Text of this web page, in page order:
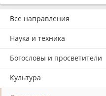
Все направления
Наука и техника
Богословы и просветители
Культура